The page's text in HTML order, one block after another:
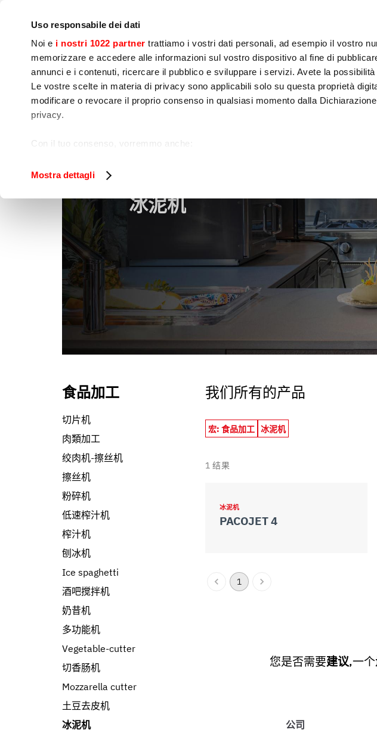
Uso responsabile dei dati
Noi e i nostri 1022 partner trattiamo i vostri dati personali, ad esempio il vostro
memorizzare e accedere alle informazioni sul vostro dispositivo al fine di
annunci e i contenuti, ricercare il pubblico e sviluppare i servizi. Avete la
Le vostre scelte in materia di privacy sono applicabili solo su questa proprietà
modificare o revocare il proprio consenso in qualsiasi momento dalla
privacy.
Con il tuo consenso, vorremmo anche:
Identificare il tuo dispositivo, scansionandolo attivamente alla ricerca di
tuo consenso in qualsiasi momento dalla Dichiarazione sui cookie.
Utilizziamo i cookie per garantire che l’utente possa usufruire del servizio
funzionalità dei social media e per analizzare il nostro traffico. Condividiamo
sito con i nostri partner che si occupano di analisi dei dati web, pubblicità e social
informazioni che ha fornito loro o che hanno raccolto dal suo utilizzo dei loro
Mostra dettagli
烹饪 食品加工 包装 急速冷
冰泥机
食品加工
切片机
肉類加工
绞肉机-擦丝机
擦丝机
粉碎机
低速榨汁机
榨汁机
刨冰机
Ice spaghetti
酒吧搅拌机
奶昔机
多功能机
Vegetable-cutter
切香肠机
Mozzarella cutter
土豆去皮机
冰泥机
我们所有的产品
宏: 食品加工 冰泥机
1 结果
冰泥机
PACOJET 4
1
您是否需要建议,一个
公司